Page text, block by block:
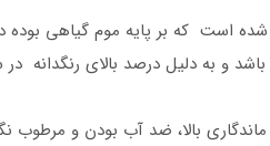
است که بر پایه موم گیاهی بوده
و به دلیل درصد بالای
بالا، ضد آب بودن و